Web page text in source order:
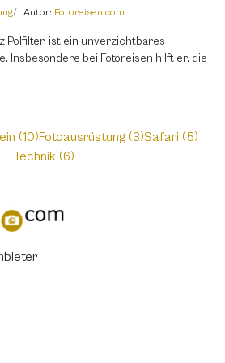
Autor: Fotoreisen.com
Polfilter, ist ein unverzichtbares
Insbesondere bei Fotoreisen hilft er, die
(10)Fotoausrüstung (3)Safari (5)
Technik (6)